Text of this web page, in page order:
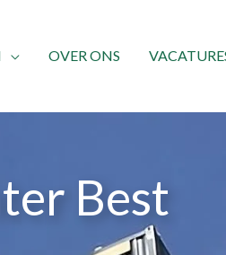
OVER ONS
Best